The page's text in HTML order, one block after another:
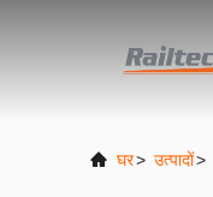
घर> उत्पादों>